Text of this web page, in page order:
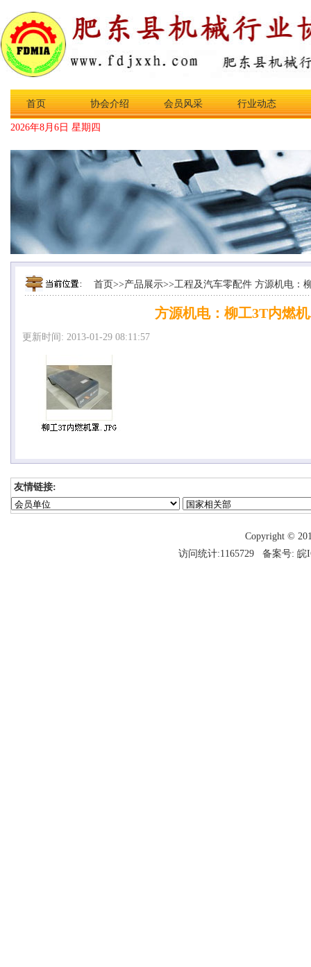
首页 协会介绍 会员风采 行业动态
2026年8月6日 星期四
首页>>产品展示>>工程及汽车零配件 方源机电：
方源机电：柳工3T内燃
更新时间: 2013-01-29 08:11:57
友情链接:
Copyright ©
访问统计:1165729 备案号: 皖